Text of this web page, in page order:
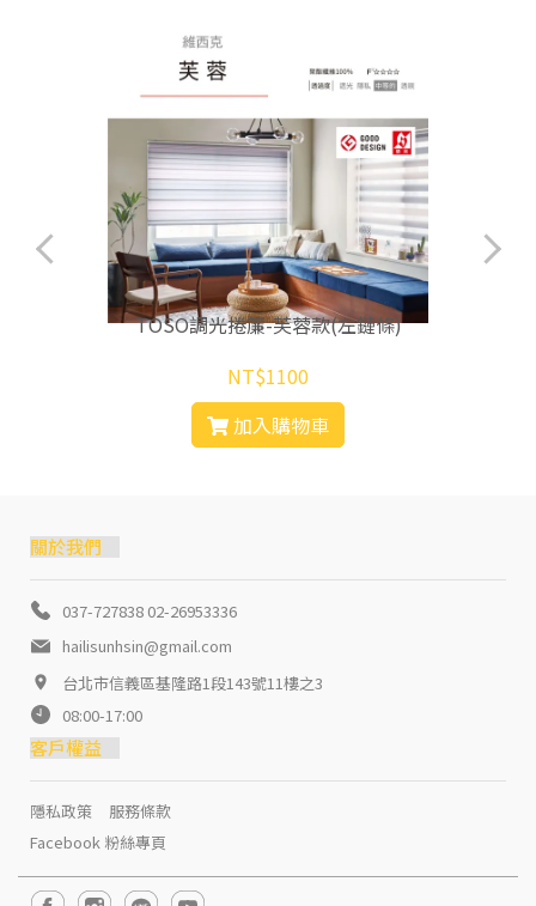
TOSO調光捲簾-芙蓉款(左鏈條)
NT$1100
加入購物車
關於我們
037-727838 02-26953336
hailisunhsin@gmail.com
台北市信義區基隆路1段143號11樓之3
08:00-17:00
客戶權益
隱私政策
服務條款
Facebook 粉絲專頁